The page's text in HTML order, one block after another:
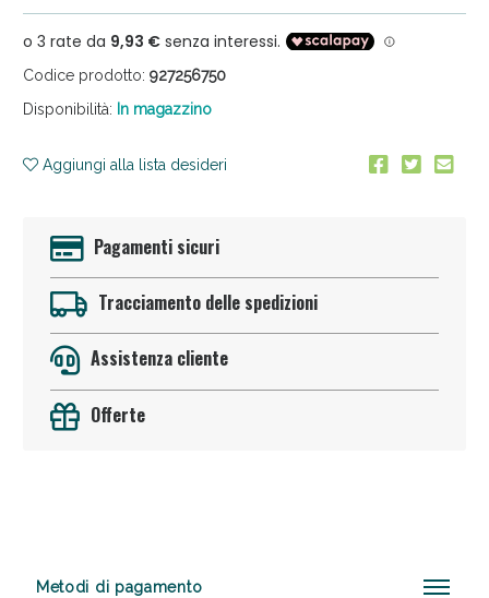
Codice prodotto: 927256750
Disponibilità: In magazzino
Aggiungi alla lista desideri
Pagamenti sicuri
Tracciamento delle spedizioni
Assistenza cliente
Offerte
Metodi di pagamento